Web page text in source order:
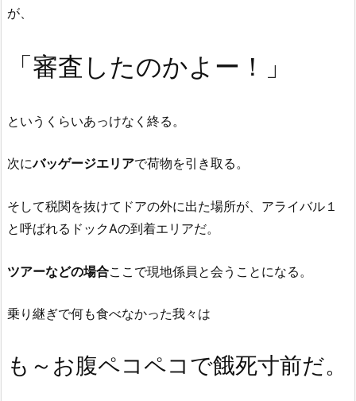
が、
「審査したのかよー！」
というくらいあっけなく終る。
次にバッゲージエリアで荷物を引き取る。
そして税関を抜けてドアの外に出た場所が、アライバル１
と呼ばれるドックAの到着エリアだ。
ツアーなどの場合ここで現地係員と会うことになる。
乗り継ぎで何も食べなかった我々は
も～お腹ペコペコで餓死寸前だ。